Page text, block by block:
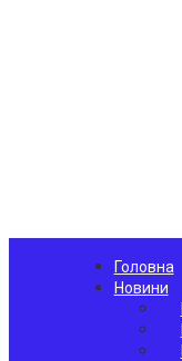
Головна
Новини